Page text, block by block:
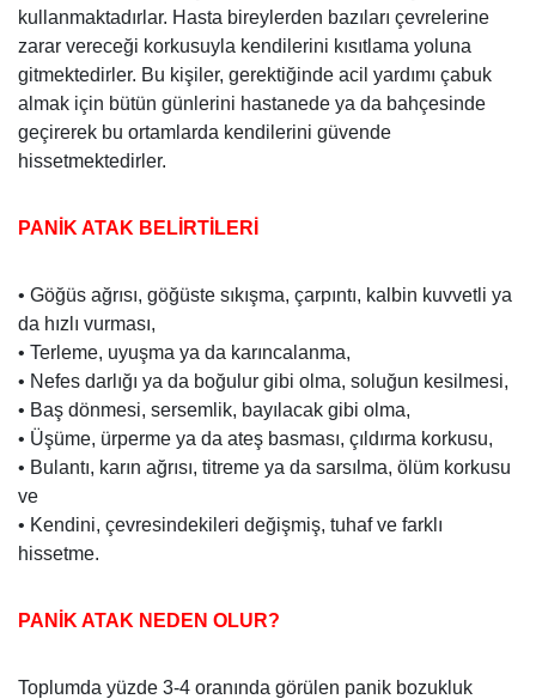
kullanmaktadırlar. Hasta bireylerden bazıları çevrelerine
zarar vereceği korkusuyla kendilerini kısıtlama yoluna
gitmektedirler. Bu kişiler, gerektiğinde acil yardımı çabuk
almak için bütün günlerini hastanede ya da bahçesinde
geçirerek bu ortamlarda kendilerini güvende
hissetmektedirler.
PANİK ATAK BELİRTİLERİ
• Göğüs ağrısı, göğüste sıkışma, çarpıntı, kalbin kuvvetli ya
da hızlı vurması,
• Terleme, uyuşma ya da karıncalanma,
• Nefes darlığı ya da boğulur gibi olma, soluğun kesilmesi,
• Baş dönmesi, sersemlik, bayılacak gibi olma,
• Üşüme, ürperme ya da ateş basması, çıldırma korkusu,
• Bulantı, karın ağrısı, titreme ya da sarsılma, ölüm korkusu
ve
• Kendini, çevresindekileri değişmiş, tuhaf ve farklı
hissetme.
PANİK ATAK NEDEN OLUR?
Toplumda yüzde 3-4 oranında görülen panik bozukluk